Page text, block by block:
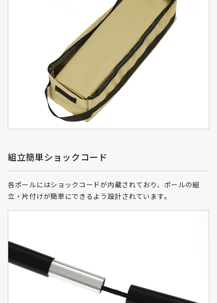
組立簡単ショックコード
各ポールにはショックコードが内蔵されており、ポールの組
立・片付けが簡単にできるよう設計されています。